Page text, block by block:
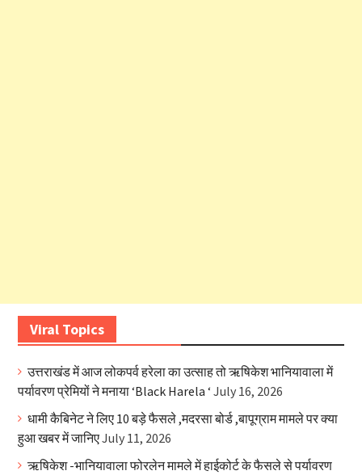
Viral Topics
उत्तराखंड में आज लोकपर्व हरेला का उत्साह तो ऋषिकेश भानियावाला में
पर्यावरण प्रेमियों ने मनाया ‘Black Harela ‘ July 16, 2026
धामी कैबिनेट ने लिए 10 बड़े फैसले ,मदरसा बोर्ड ,बापूग्राम मामले पर क्या
हुआ खबर में जानिएJuly 11, 2026
ऋषिकेश -भानियावाला फोरलेन मामले में हाईकोर्ट के फैसले से पर्यावरण